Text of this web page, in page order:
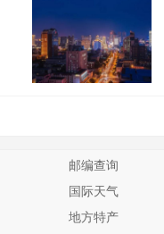
邮编查询
国际天气
地方特产